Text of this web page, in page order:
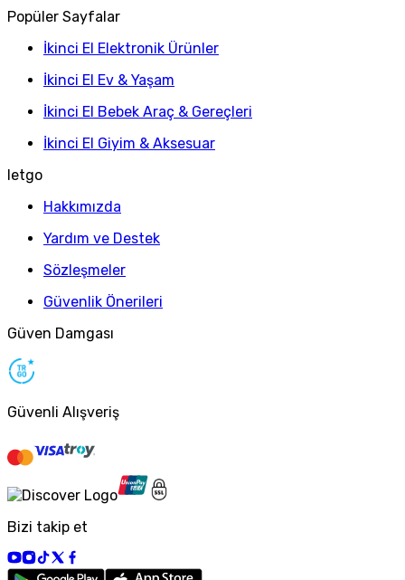
Popüler Sayfalar
İkinci El Elektronik Ürünler
İkinci El Ev & Yaşam
İkinci El Bebek Araç & Gereçleri
İkinci El Giyim & Aksesuar
letgo
Hakkımızda
Yardım ve Destek
Sözleşmeler
Güvenlik Önerileri
Güven Damgası
Güvenli Alışveriş
Bizi takip et